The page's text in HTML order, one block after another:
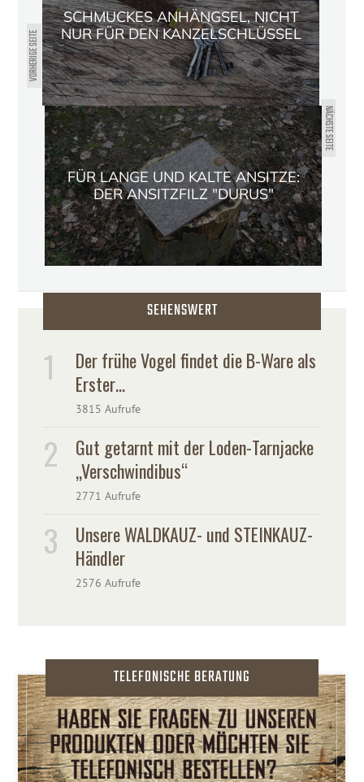
VORHERIGE SEITE
SCHMUCKES ANHÄNGSEL, NICHT
NUR FÜR DEN KANZELSCHLÜSSEL
NÄCHSTE SEITE
FÜR LANGE UND KALTE ANSITZE:
DER ANSITZFILZ "DURUS"
SEHENSWERT
Der frühe Vogel findet die B-Ware als
Erster…
3815 Aufrufe
Gut getarnt mit der Loden-Tarnjacke
„Verschwindibus“
2771 Aufrufe
Unsere WALDKAUZ- und STEINKAUZ-
Händler
2576 Aufrufe
TELEFONISCHE BERATUNG